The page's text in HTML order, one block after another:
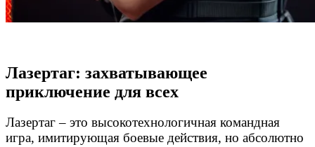
Лазертаг: захватывающее
приключение для всех
Лазертаг – это высокотехнологичная командная
игра, имитирующая боевые действия, но абсолютно